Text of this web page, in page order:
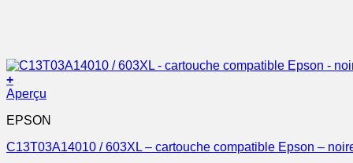
+
Aperçu
EPSON
C13T03A14010 / 603XL – cartouche compatible Epson –